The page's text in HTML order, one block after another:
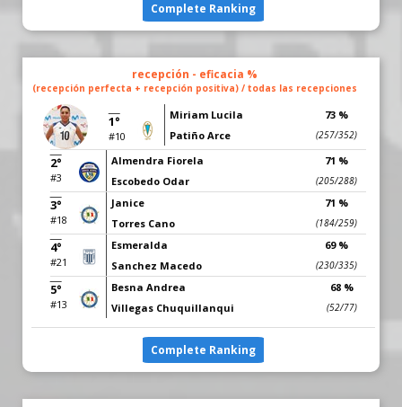
Complete Ranking
recepción - eficacia %
(recepción perfecta + recepción positiva) / todas las recepciones
1°
#10
Miriam Lucila
Patiño Arce
73 %
(257/352)
2°
#3
Almendra Fiorela
Escobedo Odar
71 %
(205/288)
3°
#18
Janice
Torres Cano
71 %
(184/259)
4°
#21
Esmeralda
Sanchez Macedo
69 %
(230/335)
5°
#13
Besna Andrea
Villegas Chuquillanqui
68 %
(52/77)
Complete Ranking